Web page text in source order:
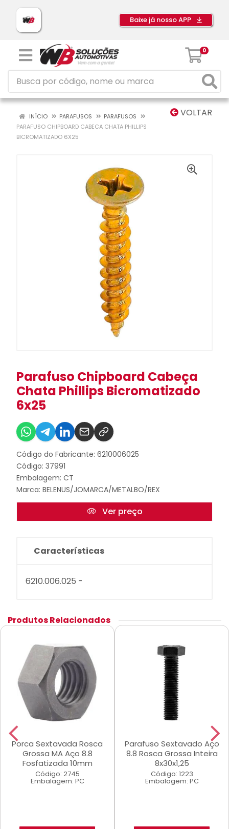
Baixe já nosso APP
0
VOLTAR
INÍCIO PARAFUSOS
PARAFUSOS
PARAFUSO CHIPBOARD CABECA CHATA PHILLIPS
BICROMATIZADO 6X25
Parafuso Chipboard Cabeça
Chata Phillips Bicromatizado
6x25
Código do Fabricante: 6210006025
Código: 37991
Embalagem: CT
Marca: BELENUS/JOMARCA/METALBO/REX
Ver preço
Características
6210.006.025 -
Produtos Relacionados
Porca Sextavada Rosca
Grossa MA Aço 8.8
Fosfatizada 10mm
Código: 2745
Embalagem: PC
Parafuso Sextavado Aço
8.8 Rosca Grossa Inteira
8x30x1,25
Código: 1223
Embalagem: PC